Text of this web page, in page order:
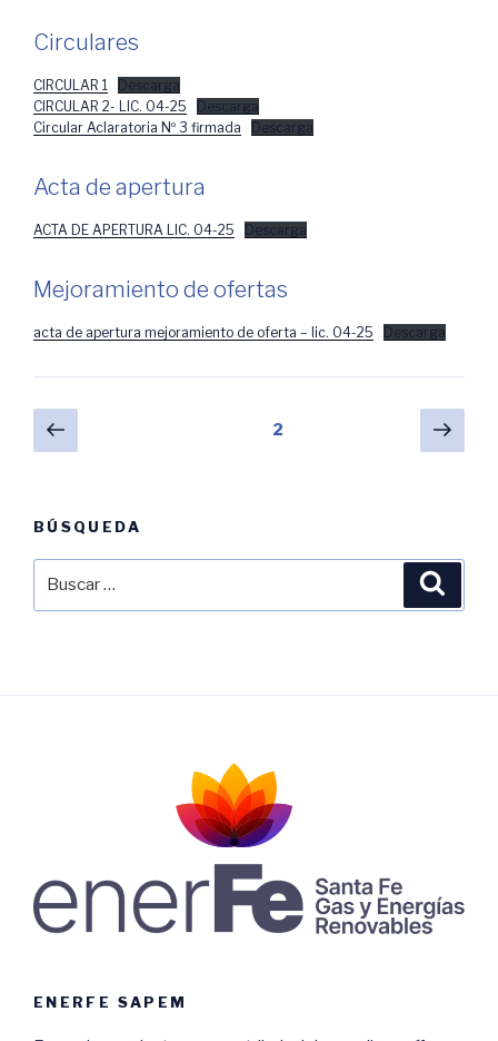
Circulares
CIRCULAR 1
Descarga
CIRCULAR 2- LIC. 04-25
Descarga
Circular Aclaratoria Nº 3 firmada
Descarga
Acta de apertura
ACTA DE APERTURA LIC. 04-25 Descarga
Mejoramiento de ofertas
acta de apertura mejoramiento de oferta – lic. 04-25 Descarga
Paginación
de
Página
anterior
2
BÚSQUEDA
ENERFE SAPEM